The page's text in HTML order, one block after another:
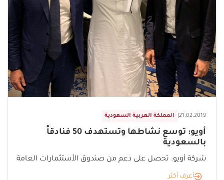
المملكة العربية السعودية 21.02.2019
أويو: توسع نشاطها وتستهدف 50 فنادقاً
بالسعودية
شركة أويو: تحصل على دعم من صندوق الأستثمارات العامة
أعرف أكثر